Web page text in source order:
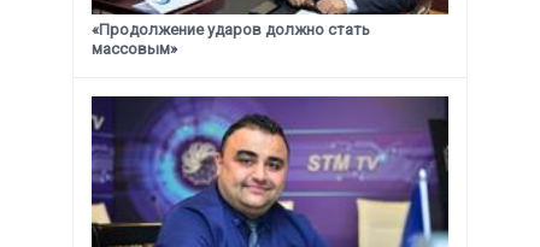
«Продолжение ударов должно стать
массовым»